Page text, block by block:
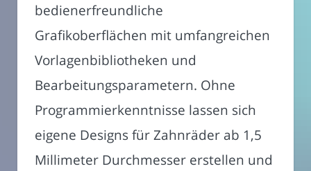
bedienerfreundliche
Grafikoberflächen mit umfangreichen
Vorlagenbibliotheken und
Bearbeitungsparametern. Ohne
Programmierkenntnisse lassen sich
eigene Designs für Zahnräder ab 1,5
Millimeter Durchmesser erstellen und